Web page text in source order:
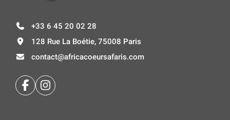
+33 6 45 20 02 28
128 Rue La Boétie, 75008 Paris
contact@africacoeursafaris.com